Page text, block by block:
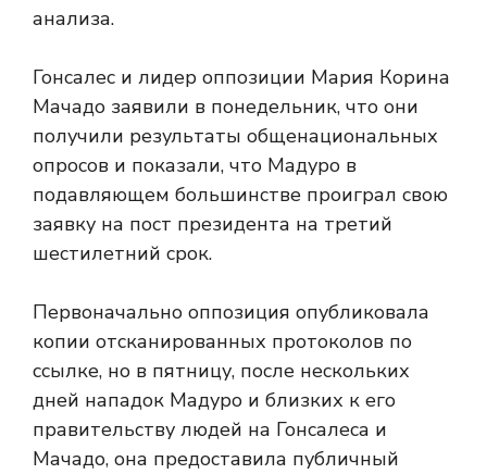
анализа.
Гонсалес и лидер оппозиции Мария Корина
Мачадо заявили в понедельник, что они
получили результаты общенациональных
опросов и показали, что Мадуро в
подавляющем большинстве проиграл свою
заявку на пост президента на третий
шестилетний срок.
Первоначально оппозиция опубликовала
копии отсканированных протоколов по
ссылке, но в пятницу, после нескольких
дней нападок Мадуро и близких к его
правительству людей на Гонсалеса и
Мачадо, она предоставила публичный